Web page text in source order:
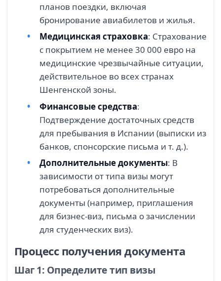
планов поездки, включая
бронирование авиабилетов и жилья.
Медицинская страховка: Страхование
с покрытием не менее 30 000 евро на
медицинские чрезвычайные ситуации,
действительное во всех странах
Шенгенской зоны.
Финансовые средства:
Подтверждение достаточных средств
для пребывания в Испании (выписки из
банков, спонсорские письма и т. д.).
Дополнительные документы: В
зависимости от типа визы могут
потребоваться дополнительные
документы (например, приглашения
для бизнес-виз, письма о зачислении
для студенческих виз).
Процесс получения документа
Шаг 1: Определите тип визы